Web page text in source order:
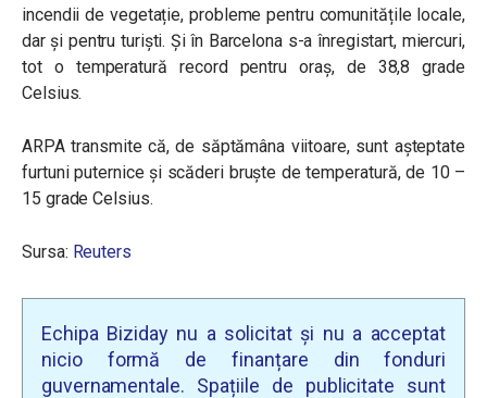
incendii de vegetație, probleme pentru comunitățile locale,
dar și pentru turiști. Și în Barcelona s-a înregistart, miercuri,
tot o temperatură record pentru oraș, de 38,8 grade
Celsius.
ARPA transmite că, de săptămâna viitoare, sunt așteptate
furtuni puternice și scăderi bruște de temperatură, de 10 –
15 grade Celsius.
Sursa: Reuters
Echipa Biziday nu a solicitat și nu a acceptat
nicio formă de finanțare din fonduri
guvernamentale. Spațiile de publicitate sunt